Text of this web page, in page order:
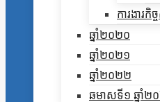
ការងារកិ
ឆ្នាំ២០២០
ឆ្នាំ២០២១
ឆ្នាំ២០២២
ឆមាសទី១ ឆ្នាំ២